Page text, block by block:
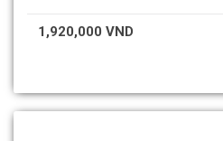
1,920,000 VND